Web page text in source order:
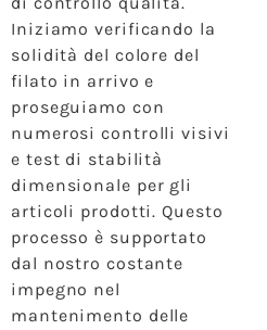
Iniziamo verificando la
solidità del colore del
filato in arrivo e
proseguiamo con
numerosi controlli visivi
e test di stabilità
dimensionale per gli
articoli prodotti. Questo
processo è supportato
dal nostro costante
impegno nel
mantenimento delle